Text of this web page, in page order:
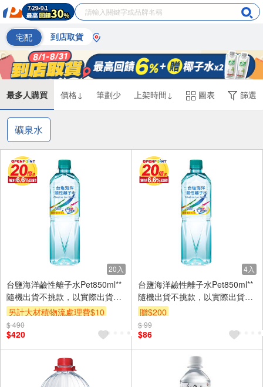
宅配 到店取貨
最多人購買 價格↓ 筆劃少 上架時間↓ 圖表 篩選
礦泉水
20入
台鹽海洋鹼性離子水Pet850ml**
隨機出貨不挑款，以實際出貨為
準。**
另計大材積物流處理費$10
箱購(699免基本運費)
$ 490
$420
4入
台鹽海洋鹼性離子水Pet850ml**
隨機出貨不挑款，以實際出貨為
準。**
贈$200
$ 99
$86